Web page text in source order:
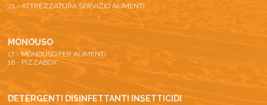
21 - ATTREZZATURA SERVIZIO ALIMENTI
MONOUSO
17 - MONOUSO PER ALIMENTI
16 - PIZZABOX
DETERGENTI DISINFETTANTI INSETTICIDI